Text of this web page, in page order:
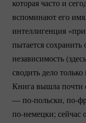
которая часто и
вспоминают его
интеллигенция
пытается
независимость
сводить дело
Книга вышла почти
—по-польски, по-
по-немецки;сейчас